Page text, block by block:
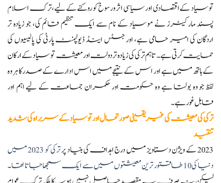
توسیاد کے اقتصادی اور سیاسی اثر و رسوخ کو روکنے کے لیے، ترک اسلام
پسند مارکیٹرز نے موسیاد کے نام سے ایک تنظیم قائم کی، جو زیادہ تر
اردگان کی امیر حامی ہے، اور جسٹس اینڈ ڈیولپمنٹ پارٹی کی پالیسیوں کی
حمایت کرتی ہے۔ تاہم ترکی کی زیادہ تر دولت اور معیشت توسیاد کے ارکان
کے ہاتھ میں ہے اور اس کے نتیجے میں اس ادارے کے صدر کا ہر وہ
لفظ جو وہ بولتا ہے وہ حکومت اور حکمران جماعت کے لیے اہم اور
قابل غور ہے۔
ترکی کی معیشت کی غیر یقینی صورتحال اور توسیاد کے سربراہ کی شدید
تنقید
2023 کے ویژن دستاویز میں درج اہداف کی بنیاد پر
ترکی کو 2023 میں
دنیا کی 10 طاقتور ترین معیشتوں میں سے ایک سمجھا جاتا تھا
۔